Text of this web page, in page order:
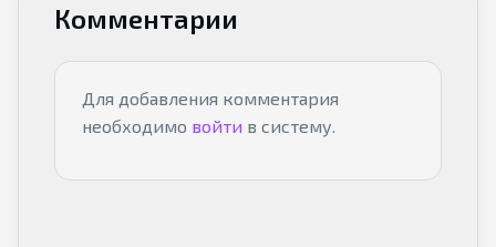
Комментарии
Для добавления комментария
необходимо войти в систему.